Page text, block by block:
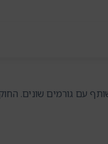
עם גורמים שונים.